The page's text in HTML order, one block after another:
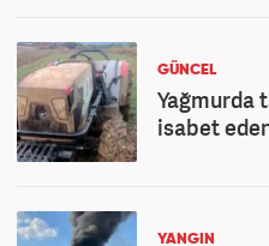
GÜNCEL
Yağmurda
isabet
YANGIN